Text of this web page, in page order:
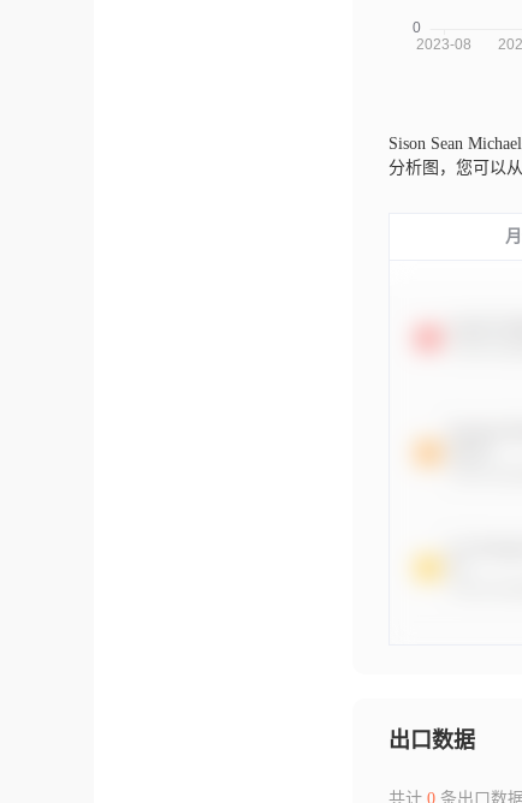
Sison Sean
分析图，您可以
出口数据
共计 0条出口数